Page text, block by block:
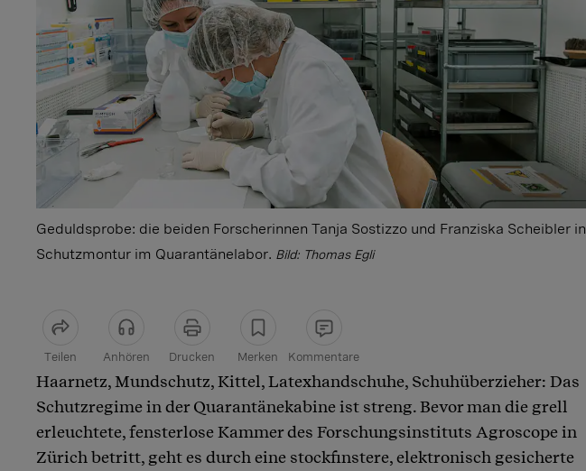
Geduldsprobe: die beiden Forscherinnen Tanja Sostizzo und Franziska Scheibler in
Schutzmontur im Quarantänelabor. Bild: Thomas Egli
Teilen Anhören Drucken Merken Kommentare
Artikel teilen
Haarnetz, Mundschutz, Kittel, Latexhandschuhe, Schuhüberzieher: Das
Schutzregime in der Quarantänekabine ist streng. Bevor man die grell
erleuchtete, fensterlose Kammer des Forschungsinstituts Agroscope in
Zürich betritt, geht es durch eine stockfinstere, elektronisch gesicherte